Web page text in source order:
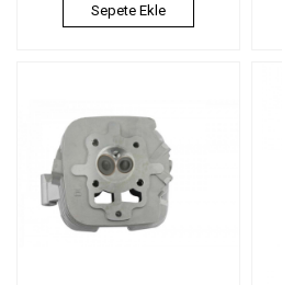
Sepete Ekle